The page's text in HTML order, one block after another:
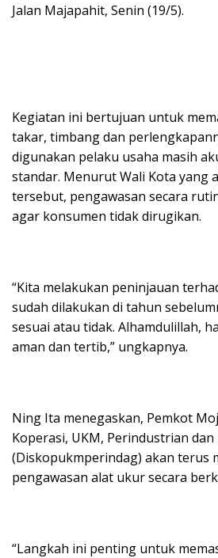
Jalan Majapahit, Senin (19/5).
Kegiatan ini bertujuan untuk
takar, timbang dan
digunakan pelaku usaha masih
standar. Menurut Wali Kota yang
tersebut, pengawasan secara
agar konsumen tidak dirugikan.
“Kita melakukan peninjauan
sudah dilakukan di tahun
sesuai atau tidak. Alhamdulillah,
aman dan tertib,” ungkapnya.
Ning Ita menegaskan, Pemkot
Koperasi, UKM, Perindustrian
(Diskopukmperindag) akan terus
pengawasan alat ukur secara
“Langkah ini penting untuk